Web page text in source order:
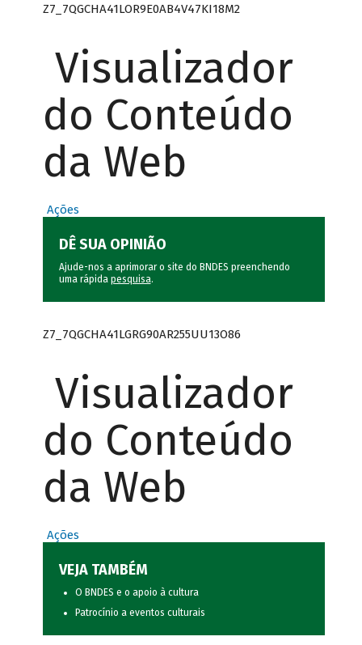
Z7_7QGCHA41LOR9E0AB4V47KI18M2
Visualizador
do Conteúdo
da Web
Ações
DÊ SUA OPINIÃO
Ajude-nos a aprimorar o site do BNDES preenchendo
uma rápida pesquisa.
Z7_7QGCHA41LGRG90AR255UU13O86
Visualizador
do Conteúdo
da Web
Ações
VEJA TAMBÉM
O BNDES e o apoio à cultura
Patrocínio a eventos culturais